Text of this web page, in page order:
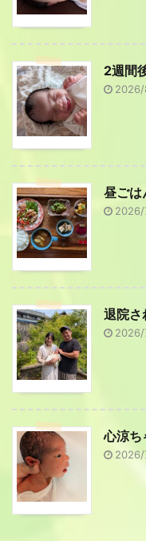
2週間
昼ごは
退院さ
心涼ち